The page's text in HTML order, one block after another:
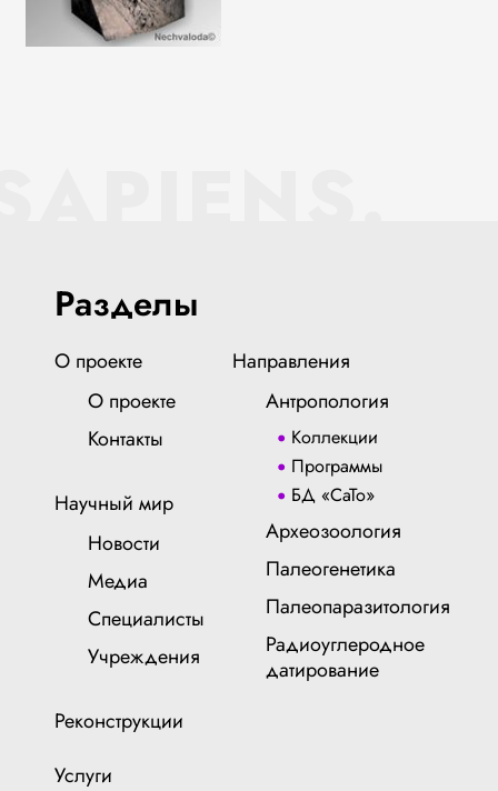
Разделы
О проекте
О проекте
Контакты
Научный мир
Новости
Медиа
Специалисты
Учреждения
Реконструкции
Услуги
Направления
Антропология
Коллекции
Программы
БД «СаТо»
Археозоология
Палеогенетика
Палеопаразитология
Радиоуглеродное
датирование